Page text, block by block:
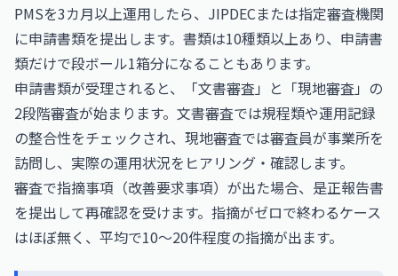
PMSを3カ月以上運用したら、JIPDECまたは指定審査機関
に申請書類を提出します。書類は10種類以上あり、申請書
類だけで段ボール1箱分になることもあります。
申請書類が受理されると、「文書審査」と「現地審査」の
2段階審査が始まります。文書審査では規程類や運用記録
の整合性をチェックされ、現地審査では審査員が事業所を
訪問し、実際の運用状況をヒアリング・確認します。
審査で指摘事項（改善要求事項）が出た場合、是正報告書
を提出して再確認を受けます。指摘がゼロで終わるケース
はほぼ無く、平均で10〜20件程度の指摘が出ます。